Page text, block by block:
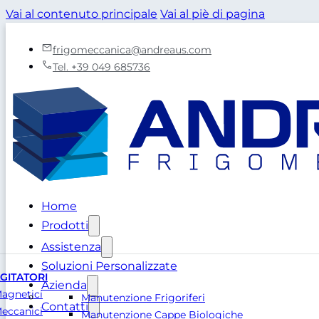
Vai al contenuto principale Vai al piè di pagina
frigomeccanica@andreaus.com
Tel. +39 049 685736
Home
Prodotti
Assistenza
Manutenzione Frigoriferi
Manutenzione Cappe Biologiche
Soluzioni Personalizzate
Azienda
Contatti